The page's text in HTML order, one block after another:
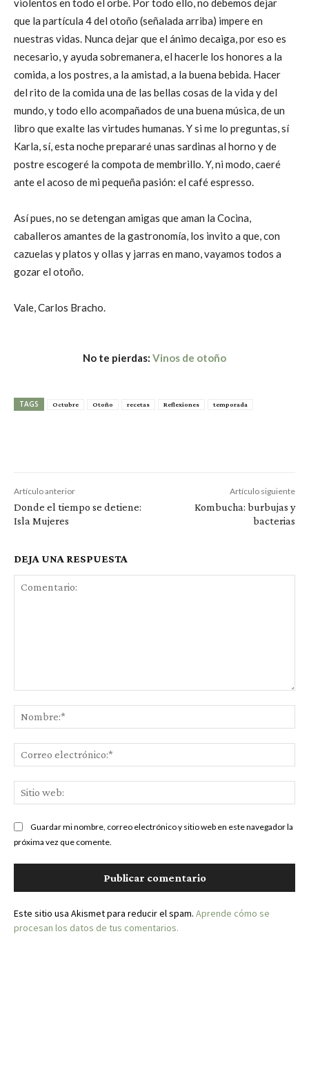
violentos en todo el orbe. Por todo ello, no debemos dejar
que la partícula 4 del otoño (señalada arriba) impere en
nuestras vidas. Nunca dejar que el ánimo decaiga, por eso es
necesario, y ayuda sobremanera, el hacerle los honores a la
comida, a los postres, a la amistad, a la buena bebida. Hacer
del rito de la comida una de las bellas cosas de la vida y del
mundo, y todo ello acompañados de una buena música, de un
libro que exalte las virtudes humanas. Y si me lo preguntas, sí
Karla, sí, esta noche prepararé unas sardinas al horno y de
postre escogeré la compota de membrillo. Y, ni modo, caeré
ante el acoso de mi pequeña pasión: el café espresso.
Así pues, no se detengan amigas que aman la Cocina,
caballeros amantes de la gastronomía, los invito a que, con
cazuelas y platos y ollas y jarras en mano, vayamos todos a
gozar el otoño.
Vale, Carlos Bracho.
No te pierdas: Vinos de otoño
TAGS Octubre Otoño recetas Reflexiones temporada
Artículo anterior
Donde el tiempo se detiene:
Isla Mujeres
Artículo siguiente
Kombucha: burbujas y
bacterias
DEJA UNA RESPUESTA
Guardar mi nombre, correo electrónico y sitio web en este navegador la
próxima vez que comente.
Este sitio usa Akismet para reducir el spam. Aprende cómo se
procesan los datos de tus comentarios.